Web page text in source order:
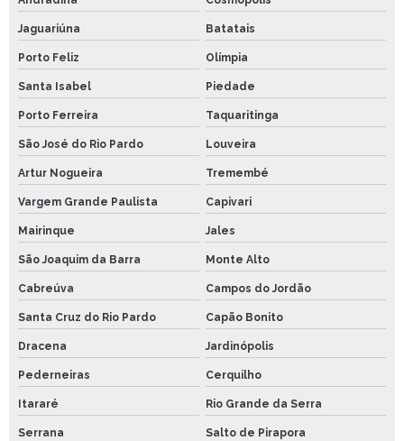
Jaguariúna Batatais
Porto Feliz Olímpia
Santa Isabel Piedade
Porto Ferreira Taquaritinga
São José do Rio Pardo Louveira
Artur Nogueira Tremembé
Vargem Grande Paulista Capivari
Mairinque Jales
São Joaquim da Barra Monte Alto
Cabreúva Campos do Jordão
Santa Cruz do Rio Pardo Capão Bonito
Dracena Jardinópolis
Pederneiras Cerquilho
Itararé Rio Grande da Serra
Serrana Salto de Pirapora